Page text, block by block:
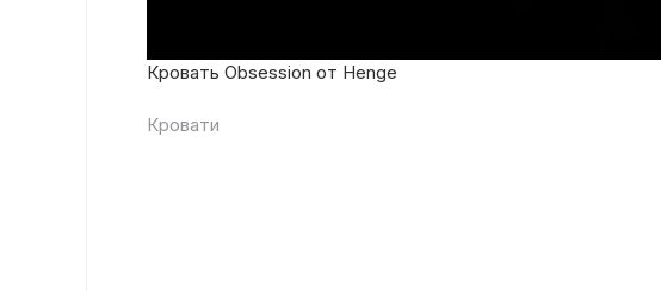
Кровать Obsession от Henge
Кровати